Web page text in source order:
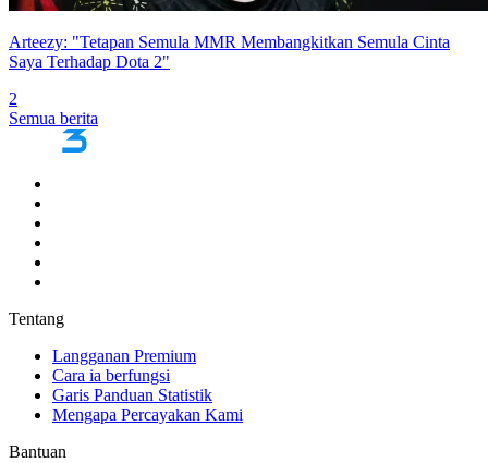
Arteezy: "Tetapan Semula MMR Membangkitkan Semula Cinta
Saya Terhadap Dota 2"
2
Semua berita
Tentang
Langganan Premium
Cara ia berfungsi
Garis Panduan Statistik
Mengapa Percayakan Kami
Bantuan